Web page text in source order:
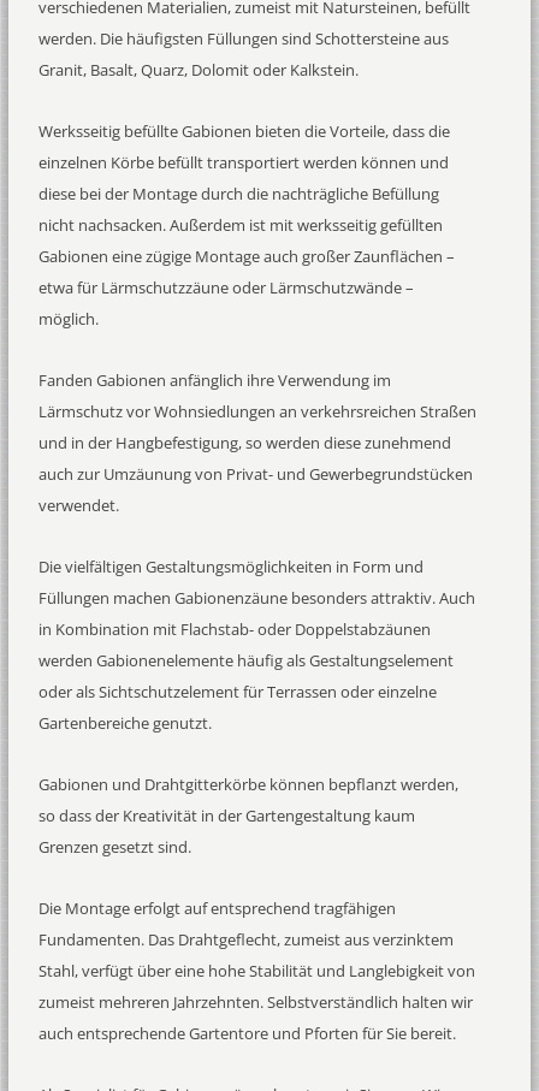
verschiedenen Materialien, zumeist mit Natursteinen, befüllt
werden. Die häufigsten Füllungen sind Schottersteine aus
Granit, Basalt, Quarz, Dolomit oder Kalkstein.
Werksseitig befüllte Gabionen bieten die Vorteile, dass die
einzelnen Körbe befüllt transportiert werden können und
diese bei der Montage durch die nachträgliche Befüllung
nicht nachsacken. Außerdem ist mit werksseitig gefüllten
Gabionen eine zügige Montage auch großer Zaunflächen –
etwa für Lärmschutzzäune oder Lärmschutzwände –
möglich.
Fanden Gabionen anfänglich ihre Verwendung im
Lärmschutz vor Wohnsiedlungen an verkehrsreichen Straßen
und in der Hangbefestigung, so werden diese zunehmend
auch zur Umzäunung von Privat- und Gewerbegrundstücken
verwendet.
Die vielfältigen Gestaltungsmöglichkeiten in Form und
Füllungen machen Gabionenzäune besonders attraktiv. Auch
in Kombination mit Flachstab- oder Doppelstabzäunen
werden Gabionenelemente häufig als Gestaltungselement
oder als Sichtschutzelement für Terrassen oder einzelne
Gartenbereiche genutzt.
Gabionen und Drahtgitterkörbe können bepflanzt werden,
so dass der Kreativität in der Gartengestaltung kaum
Grenzen gesetzt sind.
Die Montage erfolgt auf entsprechend tragfähigen
Fundamenten. Das Drahtgeflecht, zumeist aus verzinktem
Stahl, verfügt über eine hohe Stabilität und Langlebigkeit von
zumeist mehreren Jahrzehnten. Selbstverständlich halten wir
auch entsprechende Gartentore und Pforten für Sie bereit.